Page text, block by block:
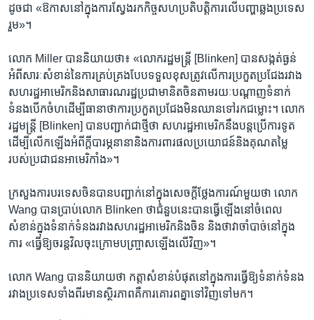
ដូចជា «ឱកាស​នៅ​ក្នុង​ការ​ស្វែងរក​កិច្ច​សហប្រតិបត្តិការ​លើ​បញ្ហា​ឆ្លង​ប្រទេស​
រួម»។
លោក Miller បាន​និយាយ​ថា៖ «លោក​រដ្ឋមន្ត្រី [Blinken] បាន​សង្កត់​ធ្ងន់​
អំពី​សារៈសំខាន់​នៃ​ការ​គ្រប់គ្រង​បែប​ទទួល​ខុស​ត្រូវ​លើ​ការ​ប្រកួត​ប្រជែង​រវាង​
សហរដ្ឋ​អាមេរិក​និង​សាធារណរដ្ឋ​ប្រជាមានិត​ចិន​តាម​រយៈ​បណ្ដាញ​ទំនាក់
ទំនង​បើក​ចំហ​ដើម្បី​ធានា​ថា​ការ​ប្រកួត​ប្រជែង​មិន​ឈាន​ទៅ​រក​ជម្លោះ។ លោក​
រដ្ឋមន្ត្រី [Blinken] បាន​បញ្ជាក់​ជា​ថ្មី​ថា សហរដ្ឋ​អាមេរិក​នឹង​បន្ត​ប្រើ​ការទូត​
ដើម្បី​លើកឡើង​អំពី​ក្ដី​បារម្ភ​នានា​និង​ការពារ​ផល​ប្រយោជន៍​និង​គុណ​តម្លៃ​
របស់​ប្រជាជន​អាមេរិកាំង»។
ក្រសួង​ការបរទេស​ចិន​បាន​បញ្ជាក់​នៅ​ក្នុង​សេចក្ដី​ថ្លែងការណ៍​មួយ​ថា លោក
Wang បាន​ប្រាប់​លោក Blinken ថា​ជំនួប​នេះ​បាន​ធ្វើ​ឡើង​នៅ​ចំ​ពេល​
សំខាន់​ក្នុង​ទំនាក់ទំនង​រវាង​សហរដ្ឋ​អាមេរិក​និង​ចិន និង​ថា​វា​ចាំបាច់​នៅ​ក្នុង​
ការ «ធ្វើ​ឱ្យ​ចរន្ត​វិល​ចុះ​ក្រោម​បញ្ច្រាស​ឡើង​លើ​វិញ»។
លោក Wang បាន​និយាយ​ថា កត្តា​សំខាន់​បំផុត​នៅ​ក្នុង​ការ​ធ្វើ​ឱ្យ​ទំនាក់ទំនង​
រវាង​ប្រទេស​ទាំង​ពីរ​មាន​ស្ថិរភាព​គឺ​ការ​គោរព​គ្នា​ទៅ​វិញ​ទៅ​មក។